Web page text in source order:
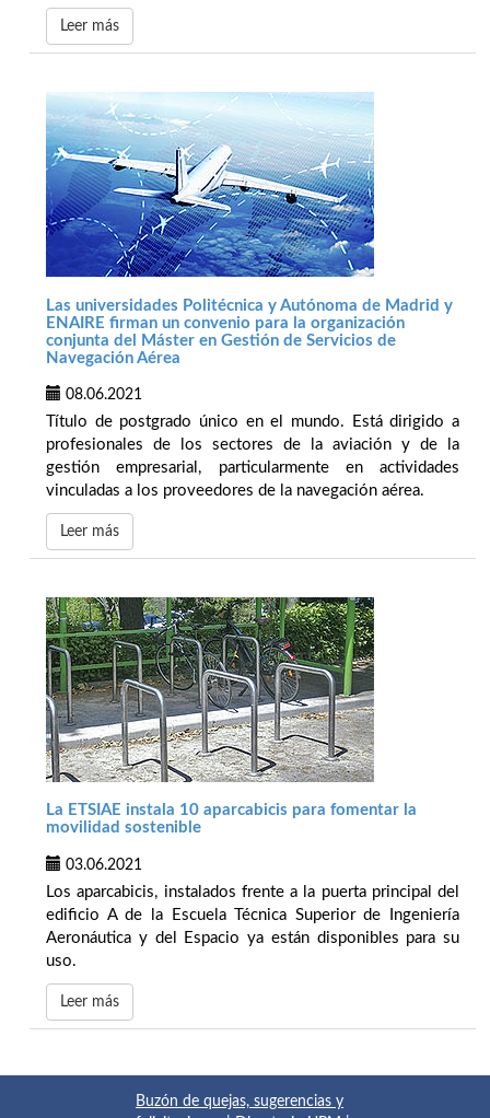
Leer más
Las universidades Politécnica y Autónoma de Madrid y
ENAIRE firman un convenio para la organización
conjunta del Máster en Gestión de Servicios de
Navegación Aérea
08.06.2021
Título de postgrado único en el mundo. Está dirigido a
profesionales de los sectores de la aviación y de la
gestión empresarial, particularmente en actividades
vinculadas a los proveedores de la navegación aérea.
Leer más
La ETSIAE instala 10 aparcabicis para fomentar la
movilidad sostenible
03.06.2021
Los aparcabicis, instalados frente a la puerta principal del
edificio A de la Escuela Técnica Superior de Ingeniería
Aeronáutica y del Espacio ya están disponibles para su
uso.
Leer más
Buzón de quejas, sugerencias y